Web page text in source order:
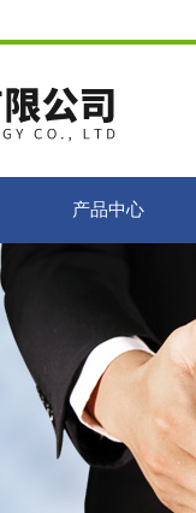
产品中心